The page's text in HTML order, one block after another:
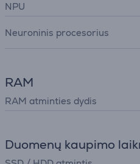
NPU
Neuroninis procesorius
RAM
RAM atminties dydis
Duomenų kaupimo